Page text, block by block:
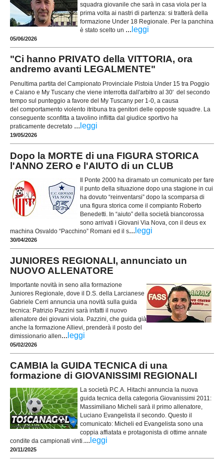
squadra giovanile che sarà in casa viola per la
prima volta ai nastri di partenza: si tratterà della
formazione Under 18 Regionale. Per la panchina
è stato scelto un ... leggi
05/06/2026
"Ci hanno PRIVATO della VITTORIA, ora
andremo avanti LEGALMENTE"
Penultima partita del Campionato Provinciale Pistoia Under 15 tra Poggio
e Caiano e My Tuscany che viene interrotta dall'arbitro al 30' del secondo
tempo sul punteggio a favore del My Tuscany per 1-0, a causa
del comportamento violento itribuna tra genitori delle opposte squadre. La
conseguente sconfitta a tavolino inflitta dal giudice sportivo ha
praticamente decretato ... leggi
19/05/2026
Dopo la MORTE di una FIGURA STORICA
l'ANNO ZERO e l'AIUTO di un CLUB
Il Ponte 2000 ha diramato un comunicato per fare
il punto della situazione dopo una stagione in cui
ha dovuto “reinventarsi” dopo la scomparsa di
una figura storica come il compianto Roberto
Benedetti. In “aiuto” della società biancorossa
sono arrivati i Giovani Via Nova, con il deus ex
machina Osvaldo “Pacchino” Romani ed il s... leggi
30/04/2026
JUNIORES REGIONALI, annunciato un
NUOVO ALLENATORE
Importante novità in seno alla formazione
Juniores Regionale, dove il D.S. della Larcianese
Gabriele Cerri annuncia una novità sulla guida
tecnica: Patrizio Pazzini sarà infatti il nuovo
allenatore dei giovani viola. Pazzini, che guida già
anche la formazione Allievi, prenderà il posto del
dimissionario allen... leggi
05/02/2026
CAMBIA la GUIDA TECNICA di una
formazione di GIOVANISSIMI REGIONALI
La società P.C.A. Hitachi annuncia la nuova
guida tecnica della categoria Giovanissimi 2011:
Massimiliano Micheli sarà il primo allenatore,
Luciano Evangelista il secondo. Questo il
comunicato: Micheli ed Evangelista sono una
coppia affiatata e protagonista di ottime annate
condite da campionati vinti.... leggi
20/11/2025